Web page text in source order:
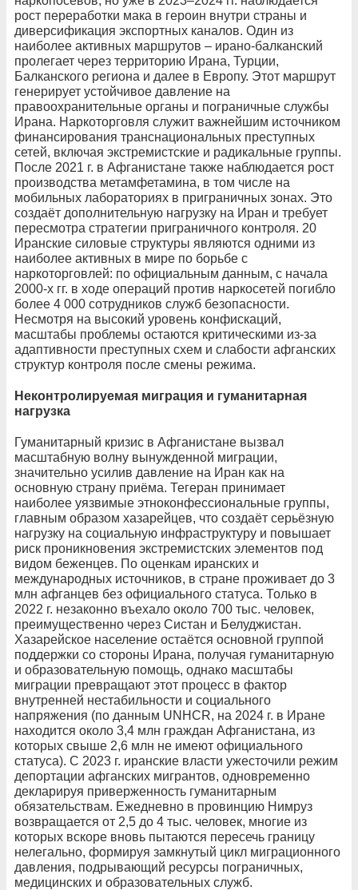
рост переработки мака в героин внутри страны и
диверсификация экспортных каналов. Один из
наиболее активных маршрутов – ирано-балканский
пролегает через территорию Ирана, Турции,
Балканского региона и далее в Европу. Этот маршрут
генерирует устойчивое давление на
правоохранительные органы и пограничные службы
Ирана. Наркоторговля служит важнейшим источником
финансирования транснациональных преступных
сетей, включая экстремистские и радикальные группы.
После 2021 г. в Афганистане также наблюдается рост
производства метамфетамина, в том числе на
мобильных лабораториях в приграничных зонах. Это
создаёт дополнительную нагрузку на Иран и требует
пересмотра стратегии приграничного контроля. 20
Иранские силовые структуры являются одними из
наиболее активных в мире по борьбе с
наркоторговлей: по официальным данным, с начала
2000-х гг. в ходе операций против наркосетей погибло
более 4 000 сотрудников служб безопасности.
Несмотря на высокий уровень конфискаций,
масштабы проблемы остаются критическими из-за
адаптивности преступных схем и слабости афганских
структур контроля после смены режима.
Неконтролируемая миграция и гуманитарная
нагрузка
Гуманитарный кризис в Афганистане вызвал
масштабную волну вынужденной миграции,
значительно усилив давление на Иран как на
основную страну приёма. Тегеран принимает
наиболее уязвимые этноконфессиональные группы,
главным образом хазарейцев, что создаёт серьёзную
нагрузку на социальную инфраструктуру и повышает
риск проникновения экстремистских элементов под
видом беженцев. По оценкам иранских и
международных источников, в стране проживает до 3
млн афганцев без официального статуса. Только в
2022 г. незаконно въехало около 700 тыс. человек,
преимущественно через Систан и Белуджистан.
Хазарейское население остаётся основной группой
поддержки со стороны Ирана, получая гуманитарную
и образовательную помощь, однако масштабы
миграции превращают этот процесс в фактор
внутренней нестабильности и социального
напряжения (по данным UNHCR, на 2024 г. в Иране
находится около 3,4 млн граждан Афганистана, из
которых свыше 2,6 млн не имеют официального
статуса). С 2023 г. иранские власти ужесточили режим
депортации афганских мигрантов, одновременно
декларируя приверженность гуманитарным
обязательствам. Ежедневно в провинцию Нимруз
возвращается от 2,5 до 4 тыс. человек, многие из
которых вскоре вновь пытаются пересечь границу
нелегально, формируя замкнутый цикл миграционного
давления, подрывающий ресурсы пограничных,
медицинских и образовательных служб.